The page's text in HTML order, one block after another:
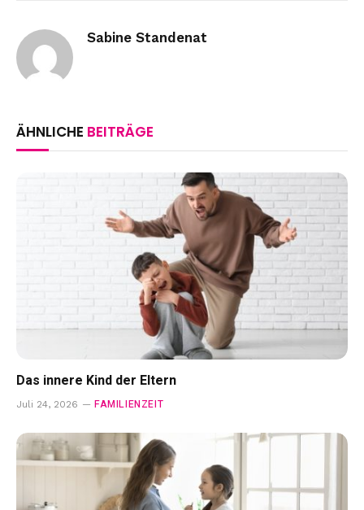
Sabine Standenat
ÄHNLICHE BEITRÄGE
Das innere Kind der Eltern
Juli 24, 2026 FAMILIENZEIT